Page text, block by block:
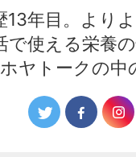
13年目。より
で使える栄養
ヤトークの中